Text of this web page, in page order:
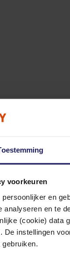
voorkeuren
persoonlijker en
analyseren en te
(cookie) data
De instellingen
gebruiken.